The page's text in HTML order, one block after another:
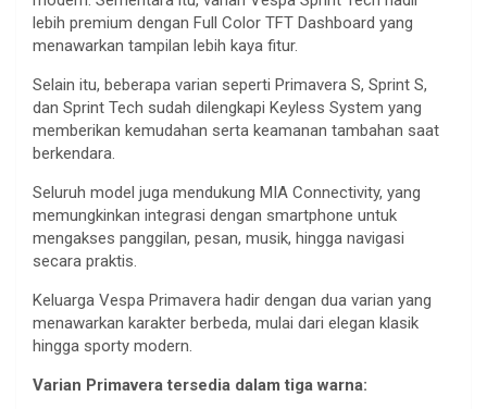
lebih premium dengan Full Color TFT Dashboard yang
menawarkan tampilan lebih kaya fitur.
Selain itu, beberapa varian seperti Primavera S, Sprint S,
dan Sprint Tech sudah dilengkapi Keyless System yang
memberikan kemudahan serta keamanan tambahan saat
berkendara.
Seluruh model juga mendukung MIA Connectivity, yang
memungkinkan integrasi dengan smartphone untuk
mengakses panggilan, pesan, musik, hingga navigasi
secara praktis.
Keluarga Vespa Primavera hadir dengan dua varian yang
menawarkan karakter berbeda, mulai dari elegan klasik
hingga sporty modern.
Varian Primavera tersedia dalam tiga warna: